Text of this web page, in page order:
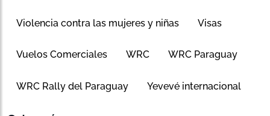
Violencia contra las mujeres y niñas Visas
Vuelos Comerciales WRC WRC Paraguay
WRC Rally del Paraguay Yevevé internacional